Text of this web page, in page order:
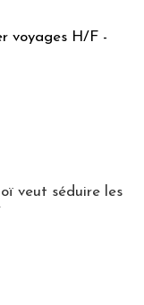
voyages H/F -
veut séduire les